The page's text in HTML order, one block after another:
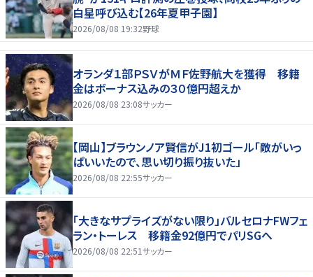
白星呼び込む【26年夏甲子園】
2026/08/08 19:32野球
オランダ１部ＰＳＶがＭＦ佐野航大を獲得 移籍
金はボーナス込みの３０億円超えか
2026/08/08 23:08サッカー
【岡山】ブラウンノア賢信がJ1初ゴール「敵がいっ
ぱいいたので、思い切り振り抜いた」
2026/08/08 22:55サッカー
「大きなサプライズがない限り」バルセロナFWフェ
ラン・トーレス 移籍金92億円でパリSGへ
2026/08/08 22:51サッカー